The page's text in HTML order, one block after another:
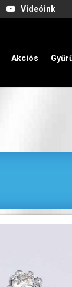
Videóink
Akciós